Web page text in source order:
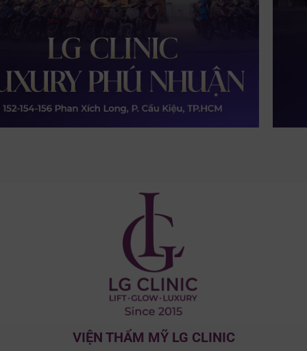
VIỆN THẨM MỸ LG CLINIC